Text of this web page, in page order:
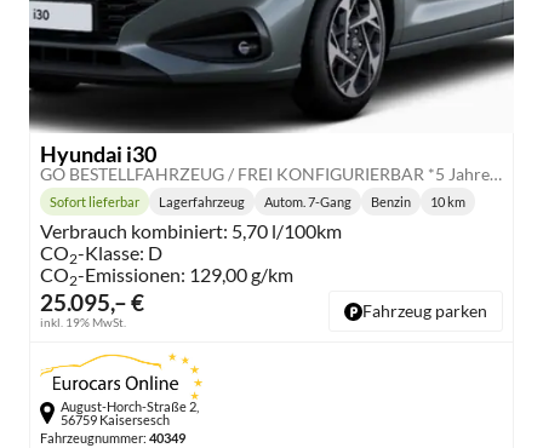
Hyundai i30
GO BESTELLFAHRZEUG / FREI KONFIGURIERBAR *5 Jahre Garantie*
25.095,– €
inkl. 19% MwSt.
Lieferzeit:
Sofort lieferbar Lagerfahrzeug
Getriebe:
Autom. 7-Gang Benzin 10 km
Verbrauch kombiniert: 5,70 l/100km
CO2-Klasse: D
CO2-Emissionen: 129,00 g/km
Fahrzeug parken
August-Horch-Straße 2,
56759 Kaisersesch
Fahrzeugnummer: 40349